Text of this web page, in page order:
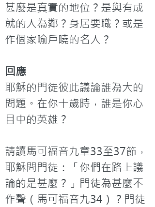
甚麼是真實的地位？是與有成
就的人為鄰？身居要職？或是
作個家喻戶曉的名人？
回應
耶穌的門徒彼此議論誰為大的
問題。在你十歲時，誰是你心
目中的英雄？
請讀馬可福音九章33至37節，
耶穌問門徒：「你們在路上議
論的是甚麼？」門徒為甚麼不
作聲（馬可福音九34）？門徒